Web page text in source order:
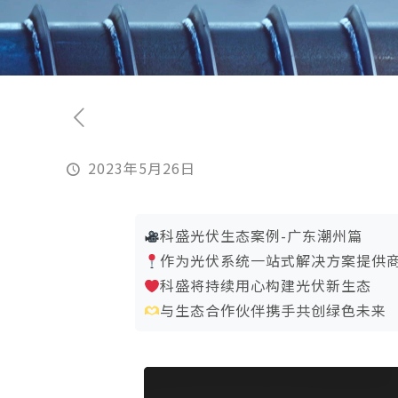
2023年5月26日
科盛光伏生态案例-广东潮州篇
作为光伏系统一站式解决方案提供
科盛将持续用心构建光伏新生态
与生态合作伙伴携手共创绿色未来